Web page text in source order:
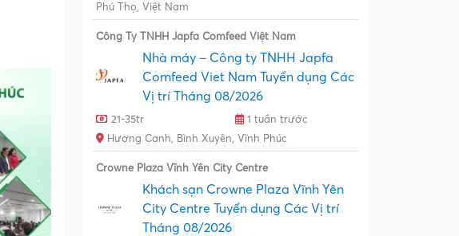
Phú Thọ, Việt Nam
Công Ty TNHH Japfa Comfeed Việt Nam
Nhà máy – Công ty TNHH Japfa
Comfeed Viet Nam Tuyển dụng Các
Vị trí Tháng 08/2026
21-35tr
1 tuần trước
Hương Canh, Bình Xuyên, Vĩnh Phúc
Crowne Plaza Vĩnh Yên City Centre
Khách sạn Crowne Plaza Vĩnh Yên
City Centre Tuyển dụng Các Vị trí
Tháng 08/2026